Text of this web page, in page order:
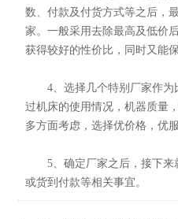
数、付款及付货方式等之后，
家。一般采用去除最高及低价
获得较好的性价比，同时又能
4、选择几个特别厂家作为
过机床的使用情况，机器质量
多方面考虑，选择优价格，优
5、确定厂家之后，接下来
或货到付款等相关事宜。